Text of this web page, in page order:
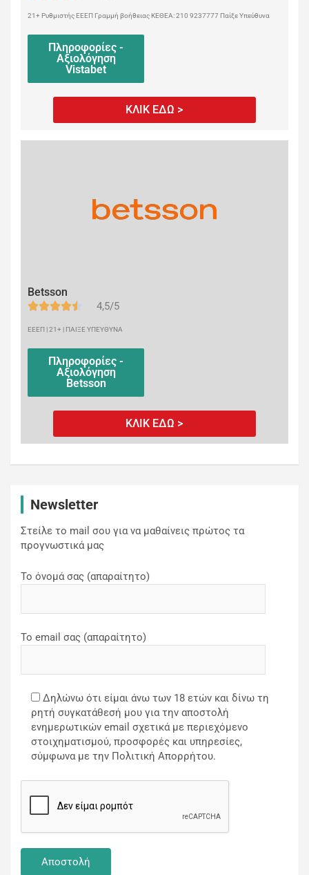
21+ Ρυθμιστής ΕΕΕΠ Γραμμή βοήθειας ΚΕΘΕΑ: 210 9237777 Παίξε Υπεύθυνα
Πληροφορίες -
Αξιολόγηση
Vistabet
ΚΛΙΚ ΕΔΩ >
Betsson
4,5/5
ΕΕΕΠ | 21+ | ΠΑΙΞΕ ΥΠΕΥΘΥΝΑ
Πληροφορίες -
Αξιολόγηση
Betsson
ΚΛΙΚ ΕΔΩ >
Newsletter
Στείλε το mail σου για να μαθαίνεις πρώτος τα
προγνωστικά μας
Το όνομά σας (απαραίτητο)
Το email σας (απαραίτητο)
Δηλώνω ότι είμαι άνω των 18 ετών και δίνω τη
ρητή συγκατάθεσή μου για την αποστολή
ενημερωτικών email σχετικά με περιεχόμενο
στοιχηματισμού, προσφορές και υπηρεσίες,
σύμφωνα με την Πολιτική Απορρήτου.